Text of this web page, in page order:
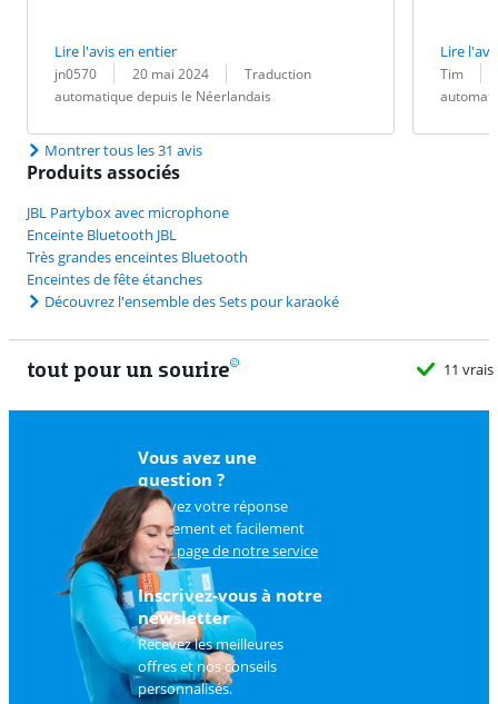
Lire l'avis en entier
Évaluation par :
jn0570
Date : 20 mai 2024
Traduction :
Traduction
automatique depuis le Néerlandais
Lire
Évaluation
Tim
Date :
Traduction :
Montrer tous les 31 avis
Produits associés
JBL Partybox avec microphone
Enceinte Bluetooth JBL
Très grandes enceintes Bluetooth
Enceintes de fête étanches
Découvrez l'ensemble des Sets pour karaoké
tout pour un sourire 11
Vous avez une
question ?
Trouvez votre réponse
rapidement et facilement
surla page de notre service
client.
Inscrivez-vous à notre
newsletter
Recevez les meilleures
offres et nos conseils
personnalisés.